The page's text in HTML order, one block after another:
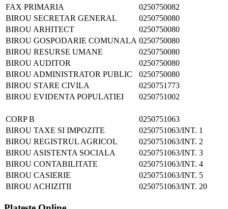
FAX PRIMARIA
0250750082
BIROU SECRETAR GENERAL
0250750080
BIROU ARHITECT
0250750080
BIROU GOSPODARIE COMUNALA 0250750080
BIROU RESURSE UMANE
0250750080
BIROU AUDITOR
0250750080
BIROU ADMINISTRATOR PUBLIC
0250750080
BIROU STARE CIVILA
0250751773
BIROU EVIDENTA POPULATIEI
0250751002
CORP B
0250751063
BIROU TAXE SI IMPOZITE
0250751063/INT. 1
BIROU REGISTRUL AGRICOL
0250751063/INT. 2
BIROU ASISTENTA SOCIALA
0250751063/INT. 3
BIROU CONTABILITATE
0250751063/INT. 4
BIROU CASIERIE
0250751063/INT. 5
BIROU ACHIZITII
0250751063/INT. 20